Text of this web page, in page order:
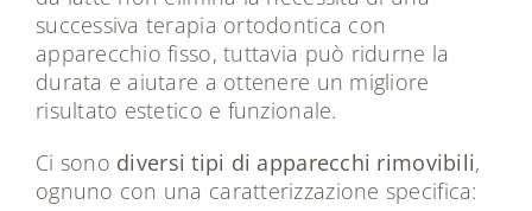
successiva terapia ortodontica con
apparecchio fisso, tuttavia può ridurne la
durata e aiutare a ottenere un migliore
risultato estetico e funzionale.
Ci sono diversi tipi di apparecchi rimovibili,
ognuno con una caratterizzazione specifica: